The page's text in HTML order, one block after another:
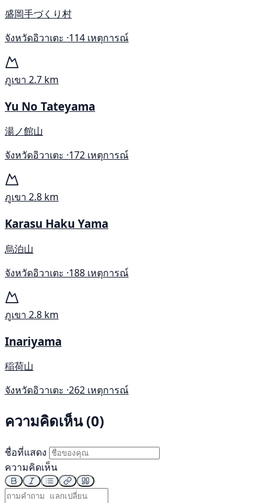
盛岡手づくり村
จังหวัดอิวาเตะ ·114 เหตุการณ์
ภูเขา 2.7 km
Yu No Tateyama
湯ノ館山
จังหวัดอิวาเตะ ·172 เหตุการณ์
ภูเขา 2.8 km
Karasu Haku Yama
烏泊山
จังหวัดอิวาเตะ ·188 เหตุการณ์
ภูเขา 2.8 km
Inariyama
稲荷山
จังหวัดอิวาเตะ ·262 เหตุการณ์
ความคิดเห็น (0)
ชื่อที่แสดง
ความคิดเห็น